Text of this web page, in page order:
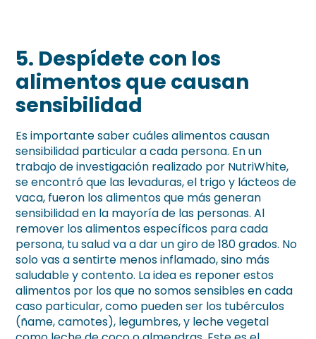
5. Despídete con los
alimentos que causan
sensibilidad
Es importante saber cuáles alimentos causan
sensibilidad particular a cada persona. En un
trabajo de investigación realizado por NutriWhite,
se encontró que las levaduras, el trigo y lácteos de
vaca, fueron los alimentos que más generan
sensibilidad en la mayoría de las personas. Al
remover los alimentos específicos para cada
persona, tu salud va a dar un giro de 180 grados. No
solo vas a sentirte menos inflamado, sino más
saludable y contento. La idea es reponer estos
alimentos por los que no somos sensibles en cada
caso particular, como pueden ser los tubérculos
(ñame, camotes), legumbres, y leche vegetal